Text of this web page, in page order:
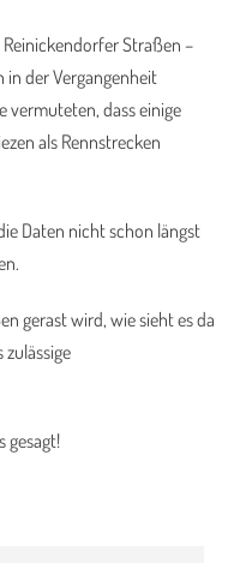
Straßen –
der Vergangenheit
vermuteten, dass einige
als Rennstrecken
Daten nicht schon längst
gerast wird, wie sieht es da
gesagt!